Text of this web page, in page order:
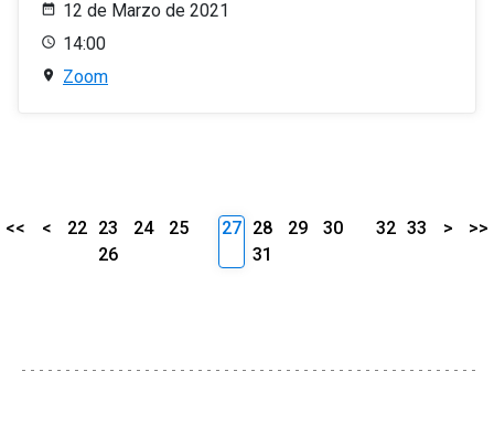
12 de Marzo de 2021
14:00
Zoom
<< < 22 23 24
25
26
27 28 29
30
31
32 33 > >>